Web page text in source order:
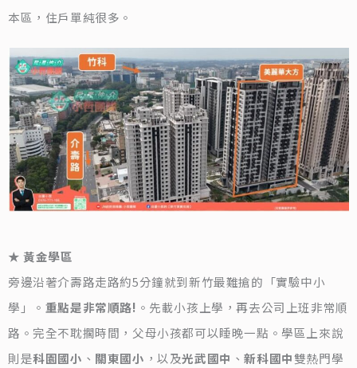
本區，住戶單純很多。
★ 黃金學區
旁邊沿著介壽路走路約5分鐘就到新竹最難搶的「實驗中小
學」。 重點是非常順路! 。先載小孩上學，再去公司上班非常順
路。完全不耽擱時間，父母小孩都可以睡晚一點。學區上來說
則是科園國小 、 關東國小 ，以及光武國中 、新科國中雙熱門學